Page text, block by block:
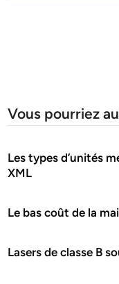
Vous pourriez
Les types d’unités
XML
Le bas coût de la
Lasers de classe B